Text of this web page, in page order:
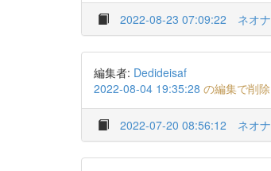
2022-08-23 07:09:22 ネオ
編集者: Dedideisaf
2022-08-04 19:35:28 の編集で削
2022-07-20 08:56:12 ネオ